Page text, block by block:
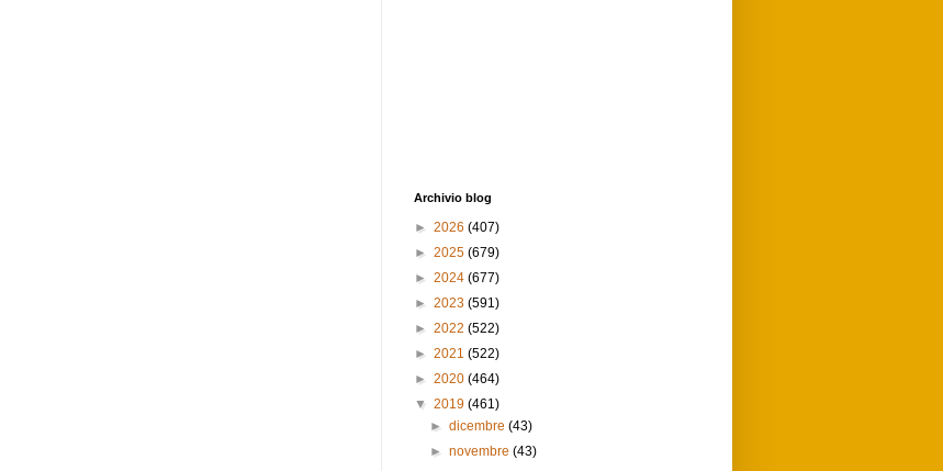
Archivio blog
► 2026 (407)
► 2025 (679)
► 2024 (677)
► 2023 (591)
► 2022 (522)
► 2021 (522)
► 2020 (464)
▼ 2019 (461)
►dicembre(43)
►novembre(43)